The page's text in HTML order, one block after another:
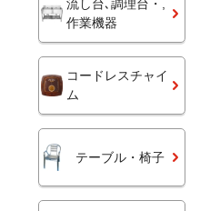
流し台､調理台・,
作業機器
コードレスチャイ
ム
テーブル・椅子